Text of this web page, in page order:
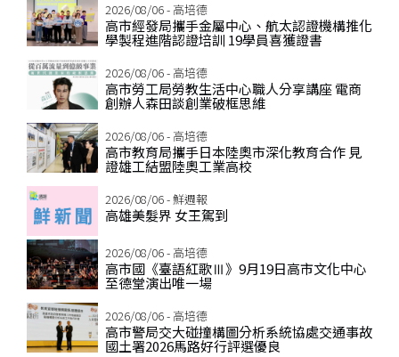
2026/08/06 - 高培德
高市經發局攜手金屬中心、航太認證機構推化
學製程進階認證培訓 19學員喜獲證書
2026/08/06 - 高培德
高市勞工局勞教生活中心職人分享講座 電商
創辦人森田談創業破框思維
2026/08/06 - 高培德
高市教育局攜手日本陸奧市深化教育合作 見
證雄工結盟陸奧工業高校
2026/08/06 - 鮮週報
高雄美髮界 女王駕到
2026/08/06 - 高培德
高市國《臺語紅歌Ⅲ》9月19日高市文化中心
至德堂演出唯一場
2026/08/06 - 高培德
高市警局交大碰撞構圖分析系統協處交通事故
國土署2026馬路好行評選優良